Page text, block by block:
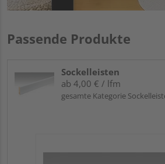
Passende Produkte
Sockelleisten
ab 4,00 € / lfm
gesamte Kategorie